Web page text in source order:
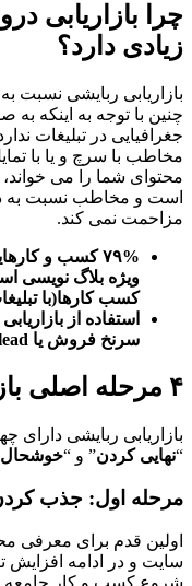
چرا بازاریابی
زیادی دارد؟
بازاریابی ربایشی نسبت
چنین با توجه به اینکه
جغرافیایی در تبلیغات
مخاطب با سرچ و یا با
محتوای شما را می
است و مخاطب نسبت به
مزاحمت نمی کند.
۷۹% کسب و
ویژه بلاگ نویسی
کسب کارها(با
سرنخ فروش یا lead را برای شما کمتر می کند.
۴ مرحله اصلی بازاریابی ربایشی:
بازاریابی ربایشی دارای
“نهایی کردن” و “خوشحال
مرحله اول: جذب
اولین قدم برای معرفی
سایت و در ادامه افزایش